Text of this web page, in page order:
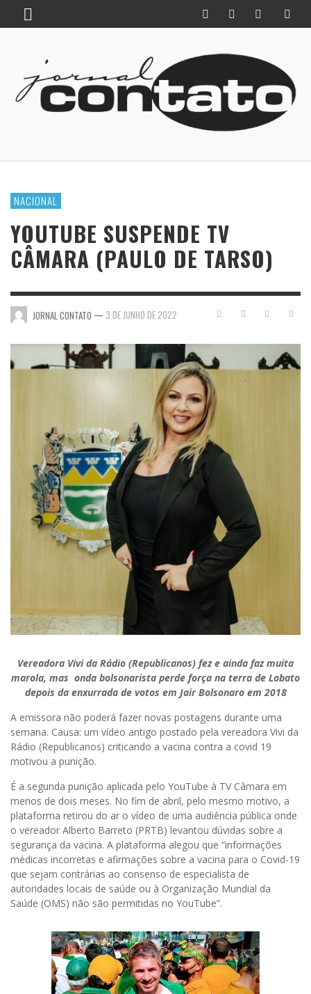
NACIONAL
YOUTUBE SUSPENDE TV
CÂMARA (PAULO DE TARSO)
JORNAL CONTATO — 3 DE JUNHO DE 2022
Vereadora Vivi da Rádio (Republicanos) fez e ainda faz muita
marola, mas onda bolsonarista perde força na terra de Lobato
depois da enxurrada de votos em Jair Bolsonaro em 2018
A emissora não poderá fazer novas postagens durante uma
semana. Causa: um vídeo antigo postado pela vereadora Vivi da
Rádio (Republicanos) criticando a vacina contra a covid 19
motivou a punição.
É a segunda punição aplicada pelo YouTube à TV Câmara em
menos de dois meses. No fim de abril, pelo mesmo motivo, a
plataforma retirou do ar o vídeo de uma audiência pública onde
o vereador Alberto Barreto (PRTB) levantou dúvidas sobre a
segurança da vacina. A plataforma alegou que “informações
médicas incorretas e afirmações sobre a vacina para o Covid-19
que sejam contrárias ao consenso de especialista de
autoridades locais de saúde ou à Organização Mundial da
Saúde (OMS) não são permitidas no YouTube”.